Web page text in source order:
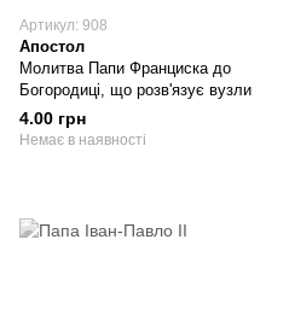
Артикул: 908
Апостол
Молитва Папи Франциска до
Богородиці, що розв'язує вузли
4.00 грн
Немає в наявності